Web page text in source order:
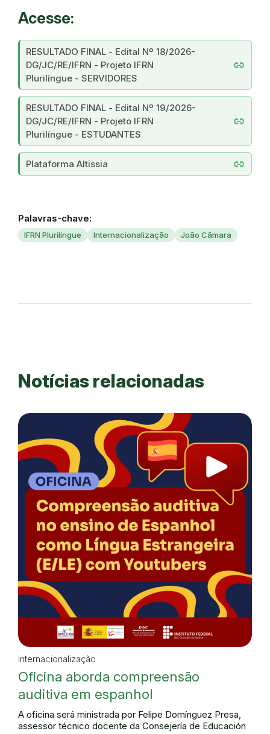
Acesse:
link
RESULTADO FINAL - Edital Nº 18/2026-
DG/JC/RE/IFRN - Projeto IFRN
Plurilíngue - SERVIDORES
link
RESULTADO FINAL - Edital Nº 19/2026-
DG/JC/RE/IFRN - Projeto IFRN
Plurilíngue - ESTUDANTES
link
Plataforma Altissia
Palavras-chave:
IFRN Plurilíngue Internacionalização João Câmara
Notícias relacionadas
Internacionalização
Oficina aborda compreensão
auditiva em espanhol
A oficina será ministrada por Felipe Domínguez Presa,
assessor técnico docente da Consejería de Educación